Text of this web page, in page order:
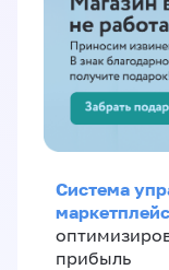
Система
прибыль